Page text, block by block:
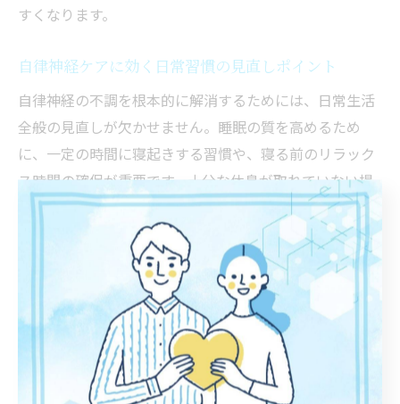
すくなります。
自律神経ケアに効く日常習慣の見直しポイント
自律神経の不調を根本的に解消するためには、日常生活
全般の見直しが欠かせません。睡眠の質を高めるため
に、一定の時間に寝起きする習慣や、寝る前のリラック
ス時間の確保が重要です。十分な休息が取れていない場
合、ストレスや疲労が蓄積しやすくなります。
また、適度な運動や休息、趣味の時間を持つことも自律
神経のケアに役立ちます。特にウォーキングや軽い体操
は、血流を促進し、心身のリフレッシュに効果的です。
生活習慣を改善する際は、一度に多くを変えようとせ
ず、できることから少しずつ始めることが継続のコツで